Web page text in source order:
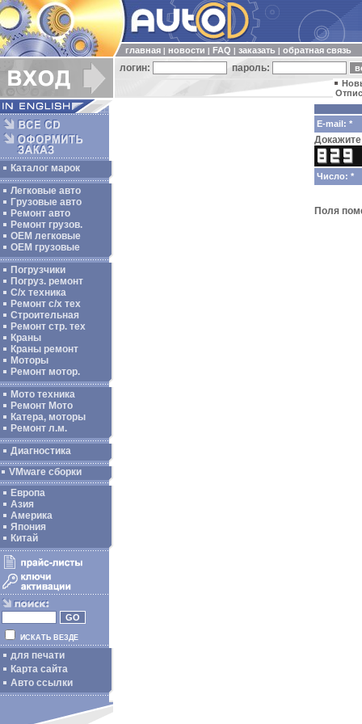
главная новости FAQ заказать обратная связь
логин: пароль:
Каталог марок
Легковые авто
Грузовые авто
Ремонт авто
Ремонт грузов.
ОЕМ легковые
OEM грузовые
Погрузчики
Погруз. ремонт
С/х техника
Ремонт с/х тех
Строительная
Ремонт стр. тех
Краны
Краны ремонт
Моторы
Ремонт мотор.
Мото техника
Ремонт Мото
Катера, моторы
Ремонт л.м.
Диагностика
VMware сборки
Европа
Азия
Америка
Япония
Китай
ИСКАТЬ ВЕЗДЕ
для печати
Карта сайта
Авто ссылки
E-mail: *
Докажите
Число: *
Поля